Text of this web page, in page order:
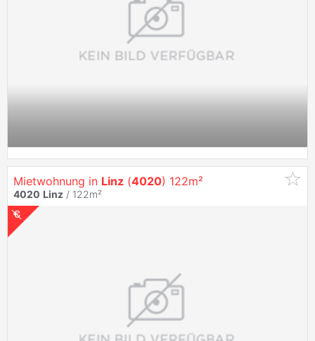
Mietwohnung in Linz (4020) 122m²
4020 Linz / 122m²